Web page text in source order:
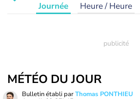
Journée Heure / Heure
MÉTÉO DU JOUR
Bulletin établi parThomas PONTHIEU